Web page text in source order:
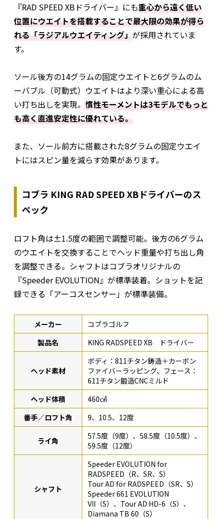
『RAD SPEED XBドライバー』にも重心から遠く低い
位置にウエイトを搭載することで最大限の効果が得ら
れる「ラジアルウエイティング」が採用されていま
す。
ソール後方の14グラムの固定ウエイトと6グラムのム
ーバブル（可動式）ウエイトはより深い重心による高
い打ち出しを実現。 慣性モーメントは3モデルでもっと
も高く直進安定性に優れている。
また、ソール前方に搭載された8グラムの固定ウエイ
トにはスピン量を減らす効果があります。
コブラ KING RAD SPEED XBドライバーのス
ペック
ロフト角は±1.5度の範囲で調整可能。後方の6グラム
のウエイトを交換することでヘッド重量や打ち出し角
を調整できる。シャフトはコブラオリジナルの
『Speeder EVOLUTION』が標準装着。ショットを記
録できる「アーコスセンサー」が標準装備。
メーカー
コブラゴルフ
製品名
KING RADSPEED XB ドライバー
ヘッド素材
ボディ：811チタン鋳造＋カーボン
ファイバーラッピング、フェース：
611チタン鍛造CNCミルド
ヘッド体積
460㎤
番手／ロフト角
9、10.5、12度
ライ角
57.5度（9度）、58.5度（10.5度）、
59.5度（12度）
シャフト
Speeder EVOLUTION for
RADSPEED（R、SR、S）
Tour AD for RADSPEED（SR、S）
Speeder 661 EVOLUTION
VII（S）、Tour AD HD-6（S）、
Diamana TB 60（S）